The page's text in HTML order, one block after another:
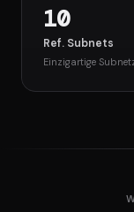
10
Ref. Subnets
Einzigartige